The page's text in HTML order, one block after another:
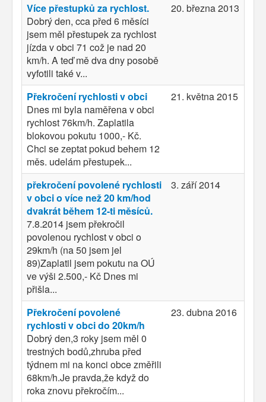
Více přestupků za rychlost.
Dobrý den, cca před 6 měsíci
jsem měl přestupek za rychlost
jízda v obci 71 což je nad 20
km/h. A teď mě dva dny posobě
vyfotili také v...
20. března 2013
Překročení rychlosti v obci
Dnes mi byla naměřena v obci
rychlost 76km/h. Zaplatila
blokovou pokutu 1000,- Kč.
Chci se zeptat pokud behem 12
měs. udelám přestupek...
21. května 2015
překročení povolené rychlosti
v obci o více než 20 km/hod
dvakrát během 12-ti měsíců.
7.8.2014 jsem překročil
povolenou rychlost v obci o
29km/h (na 50 jsem jel
89)Zaplatil jsem pokutu na OÚ
ve výši 2.500,- Kč Dnes mi
přišla...
3. září 2014
Překročení povolené
rychlosti v obci do 20km/h
Dobrý den,3 roky jsem měl 0
trestných bodů,zhruba před
týdnem mi na konci obce změřili
68km/h.Je pravda,že když do
roka znovu překročím...
23. dubna 2016